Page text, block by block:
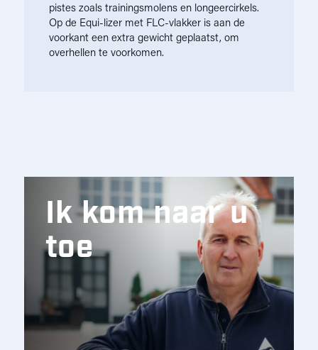
pistes zoals trainingsmolens en longeercirkels.
Op de Equi-lizer met FLC-vlakker is aan de
voorkant een extra gewicht geplaatst, om
overhellen te voorkomen.
Ik kom naar u
toe